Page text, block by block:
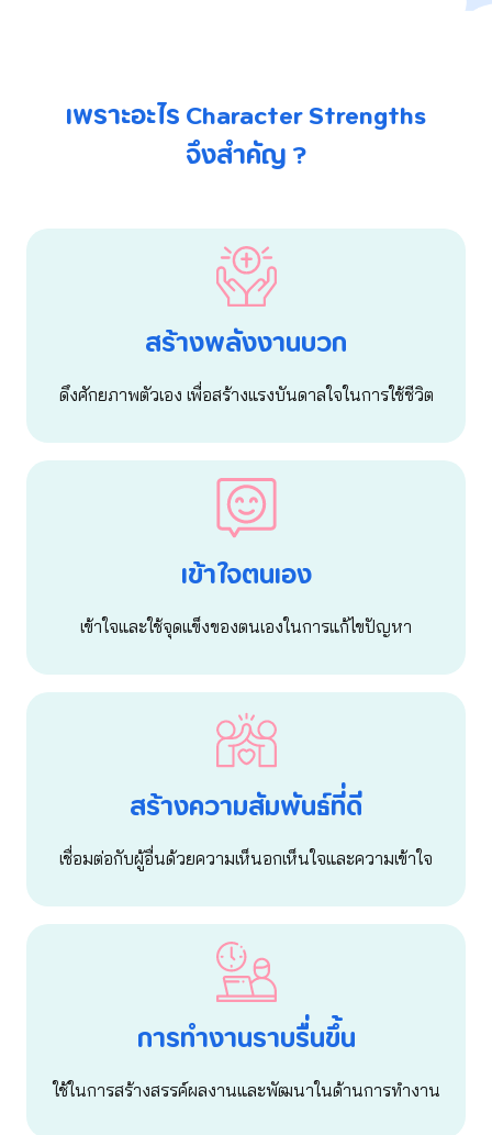
เพราะอะไร Character Strengths
จึงสำคัญ ?
สร้างพลังงานบวก
ดึงศักยภาพตัวเอง เพื่อสร้างแรงบันดาลใจในการใช้ชีวิต
เข้าใจตนเอง
เข้าใจและใช้จุดแข็งของตนเองในการแก้ไขปัญหา
สร้างความสัมพันธ์ที่ดี
เชื่อมต่อกับผู้อื่นด้วยความเห็นอกเห็นใจและความเข้าใจ
การทำงานราบรื่นขึ้น
ใช้ในการสร้างสรรค์ผลงานและพัฒนาในด้านการทำงาน